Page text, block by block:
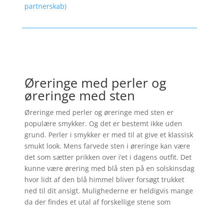
partnerskab)
Øreringe med perler og
øreringe med sten
Øreringe med perler og øreringe med sten er
populære smykker. Og det er bestemt ikke uden
grund. Perler i smykker er med til at give et klassisk
smukt look. Mens farvede sten i øreringe kan være
det som sætter prikken over i’et i dagens outfit. Det
kunne være ørering med blå sten på en solskinsdag
hvor lidt af den blå himmel bliver forsøgt trukket
ned til dit ansigt. Mulighederne er heldigvis mange
da der findes et utal af forskellige stene som